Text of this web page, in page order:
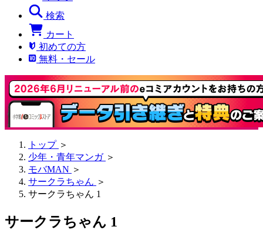
検索
カート
初めての方
無料・セール
トップ ＞
少年・青年マンガ ＞
モバMAN ＞
サークラちゃん ＞
サークラちゃん 1
サークラちゃん 1